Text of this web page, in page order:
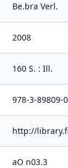
Be.bra Verl.
2008
160 S. : Ill.
978-3-89809-
http://
aO n03.3